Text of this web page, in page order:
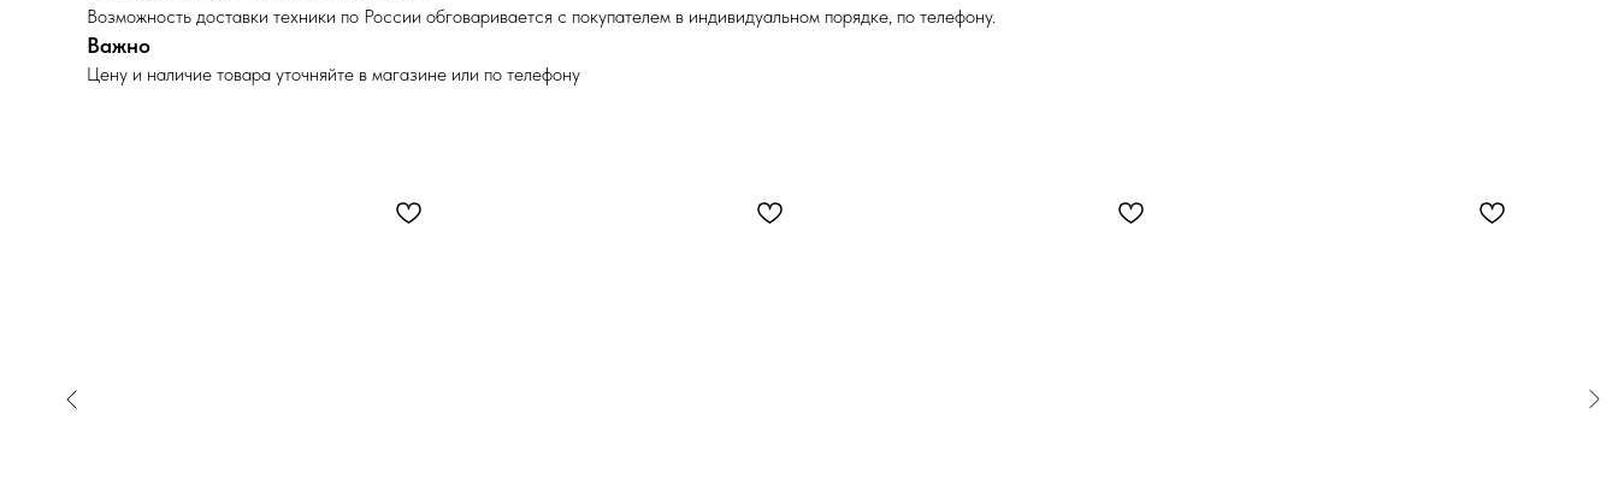
Возможность доставки техники по России обговаривается с покупателем в индивидуальном порядке, по телефону.
Важно
Цену и наличие товара уточняйте в магазине или по телефону